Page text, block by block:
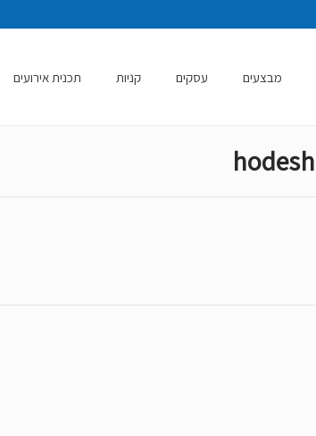
תכנית אירועים קניות עסקים מבצעים